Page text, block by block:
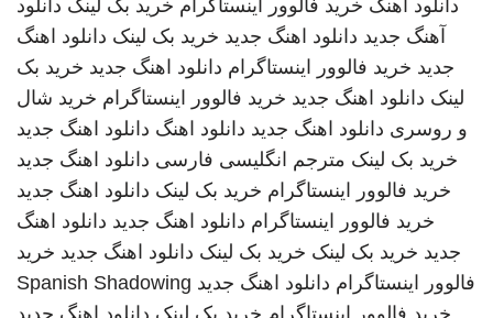
دانلود اهنگ خرید فالوور اینستاگرام خرید بک لینک دانلود
آهنگ جدید دانلود اهنگ جدید خرید بک لینک دانلود اهنگ
جدید خرید فالوور اینستاگرام دانلود اهنگ جدید خرید بک
لینک دانلود اهنگ جدید خرید فالوور اینستاگرام خرید شال
و روسری دانلود اهنگ جدید دانلود اهنگ دانلود اهنگ جدید
خرید بک لینک مترجم انگلیسی فارسی دانلود اهنگ جدید
خرید فالوور اینستاگرام خرید بک لینک دانلود اهنگ جدید
خرید فالوور اینستاگرام دانلود اهنگ جدید دانلود اهنگ
جدید خرید بک لینک خرید بک لینک دانلود اهنگ جدید خرید
فالوور اینستاگرام دانلود اهنگ جدید Spanish Shadowing
خرید فالوور اینستاگرام خرید بک لینک دانلود اهنگ جدید